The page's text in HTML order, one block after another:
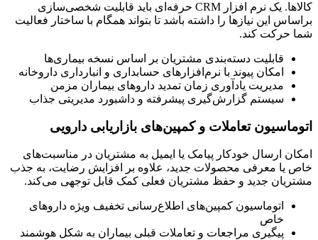
کالاها. یک نرم افزار CRM حرفه‌ای باید قابلیت شخصی‌سازی
براساس این نیازها را داشته باشد تا بتواند همگام با ساختار فعالیت
شما حرکت کند.
قابلیت دسته‌بندی مشتریان بر اساس نسخه بیماری‌ها
امکان پیوند با نرم‌افزارهای حسابداری و انبارداری داروخانه
مدیریت یادآوری زمان تمدید داروهای بیماران مزمن
سیستم گزارش‌گیری پیشرفته و داشبورد مدیریتی جذاب
اتوماسیون تعاملات و کمپین‌های بازاریابی دارویی
امکان ارسال خودکار پیامک یا ایمیل به مشتریان در مناسبت‌های
خاص یا معرفی محصولات جدید، علاوه بر افزایش رضایت، به جذب
مشتریان جدید و حفظ مشتریان فعلی کمک قابل توجهی می‌کند.
اتوماسیون کمپین‌های اطلاع‌رسانی تخفیف ویژه داروهای
خاص
پیگیری مراجعات و تعاملات قبلی بیماران به شکل هوشمند